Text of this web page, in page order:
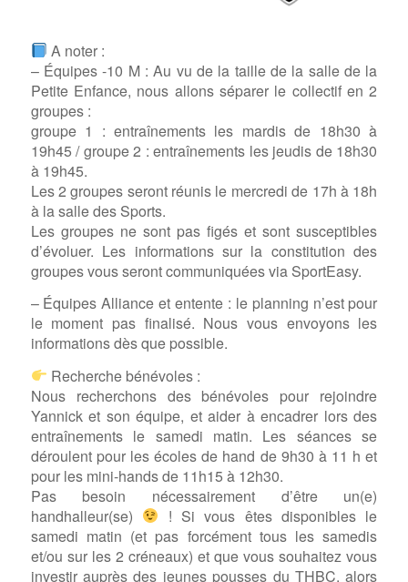
A noter :
– Équipes -10 M : Au vu de la taille de la salle de la
Petite Enfance, nous allons séparer le collectif en 2
groupes :
groupe 1 : entraînements les mardis de 18h30 à
19h45 / groupe 2 : entraînements les jeudis de 18h30
à 19h45.
Les 2 groupes seront réunis le mercredi de 17h à 18h
à la salle des Sports.
Les groupes ne sont pas figés et sont susceptibles
d’évoluer. Les informations sur la constitution des
groupes vous seront communiquées via SportEasy.
– Équipes Alliance et entente : le planning n’est pour
le moment pas finalisé. Nous vous envoyons les
informations dès que possible.
Recherche bénévoles :
Nous recherchons des bénévoles pour rejoindre
Yannick et son équipe, et aider à encadrer lors des
entraînements le samedi matin. Les séances se
déroulent pour les écoles de hand de 9h30 à 11 h et
pour les mini-hands de 11h15 à 12h30.
Pas besoin nécessairement d’être un(e)
handhalleur(se)
! Si vous êtes disponibles le
samedi matin (et pas forcément tous les samedis
et/ou sur les 2 créneaux) et que vous souhaitez vous
investir auprès des jeunes pousses du THBC, alors